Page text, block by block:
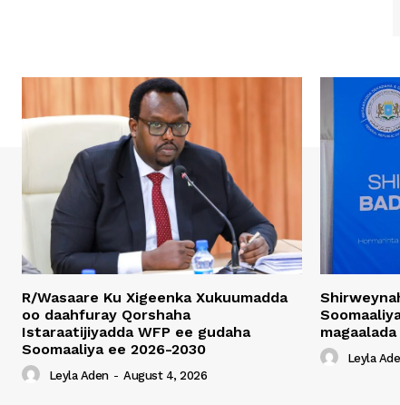
R/Wasaare Ku Xigeenka Xukuumadda
oo daahfuray Qorshaha
Istaraatijiyadda WFP ee gudaha
Soomaaliya ee 2026-2030
Leyla Aden - August 4, 2026
Leyla